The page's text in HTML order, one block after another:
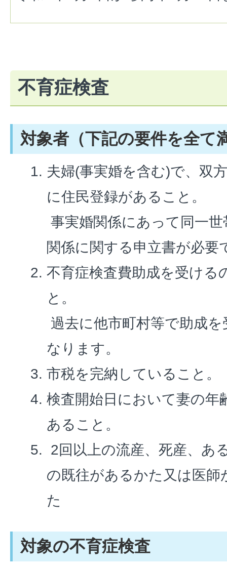
不育症検査
対象者（下記の要件を全て
夫婦(事実婚を含む)で、双
に住民登録があること。
事実婚関係にあって同一
関係に関する申立書が必要
不育症検査費助成を受ける
と。
過去に他市町村等で助成
なります。
市税を完納していること。
検査開始日において妻の年
あること。
2回以上の流産、死産、あ
の既往があるかた又は医師
た
対象の不育症検査